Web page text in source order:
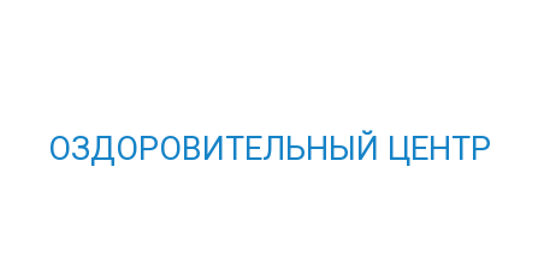
ОЗДОРОВИТЕЛЬНЫЙ ЦЕНТР